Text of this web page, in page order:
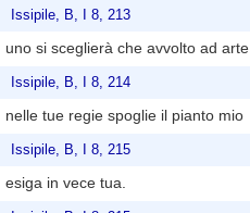
Issipile, B, I 8, 213
uno si sceglierà che avvolto ad arte
Issipile, B, I 8, 214
nelle tue regie spoglie il pianto mio
Issipile, B, I 8, 215
esiga in vece tua.